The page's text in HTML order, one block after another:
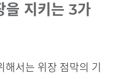
을 지키는 3가
서는 위장 점막의 기